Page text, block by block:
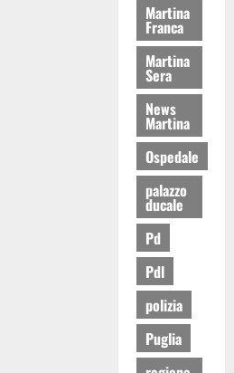
Martina
Franca
Martina
Sera
News
Martina
Ospedale
palazzo
ducale
Pd
Pdl
polizia
Puglia